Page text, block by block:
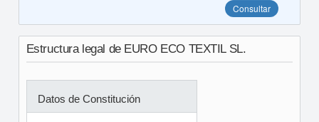
Consultar
Estructura legal de EURO ECO TEXTIL SL.
Datos de Constitución